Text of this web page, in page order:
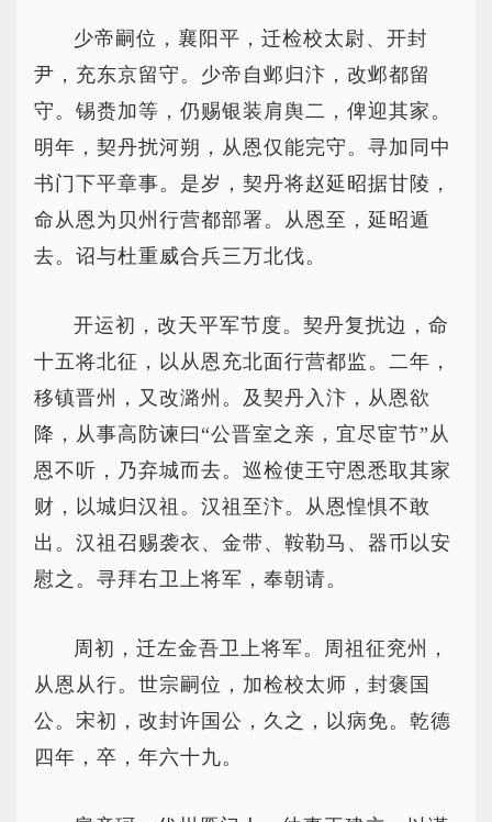
少帝嗣位，襄阳平，迁检校太尉、开封
尹，充东京留守。少帝自邺归汴，改邺都留
守。锡赉加等，仍赐银装肩舆二，俾迎其家。
明年，契丹扰河朔，从恩仅能完守。寻加同中
书门下平章事。是岁，契丹将赵延昭据甘陵，
命从恩为贝州行营都部署。从恩至，延昭遁
去。诏与杜重威合兵三万北伐。
开运初，改天平军节度。契丹复扰边，命
十五将北征，以从恩充北面行营都监。二年，
移镇晋州，又改潞州。及契丹入汴，从恩欲
降，从事高防谏曰“公晋室之亲，宜尽宦节”从
恩不听，乃弃城而去。巡检使王守恩悉取其家
财，以城归汉祖。汉祖至汴。从恩惶惧不敢
出。汉祖召赐袭衣、金带、鞍勒马、器币以安
慰之。寻拜右卫上将军，奉朝请。
周初，迁左金吾卫上将军。周祖征兖州，
从恩从行。世宗嗣位，加检校太师，封褒国
公。宋初，改封许国公，久之，以病免。乾德
四年，卒，年六十九。